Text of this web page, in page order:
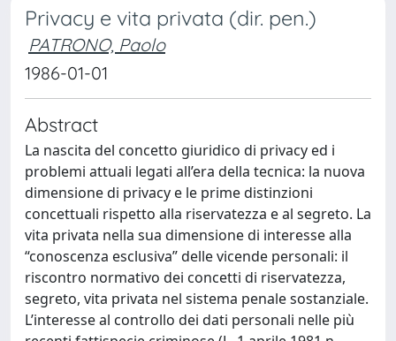
Privacy e vita privata (dir. pen.)
PATRONO, Paolo
1986-01-01
Abstract
La nascita del concetto giuridico di privacy ed i
problemi attuali legati all’era della tecnica: la nuova
dimensione di privacy e le prime distinzioni
concettuali rispetto alla riservatezza e al segreto. La
vita privata nella sua dimensione di interesse alla
“conoscenza esclusiva” delle vicende personali: il
riscontro normativo dei concetti di riservatezza,
segreto, vita privata nel sistema penale sostanziale.
L’interesse al controllo dei dati personali nelle più